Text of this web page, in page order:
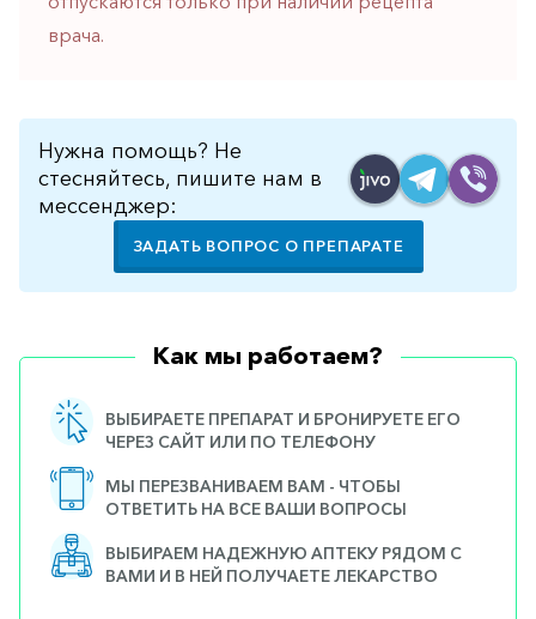
врача.
Нужна помощь? Не
стесняйтесь, пишите нам в
мессенджер:
ЗАДАТЬ ВОПРОС О ПРЕПАРАТЕ
Как мы работаем?
ВЫБИРАЕТЕ ПРЕПАРАТ И БРОНИРУЕТЕ ЕГО
ЧЕРЕЗ САЙТ ИЛИ ПО ТЕЛЕФОНУ
МЫ ПЕРЕЗВАНИВАЕМ ВАМ - ЧТОБЫ
ОТВЕТИТЬ НА ВСЕ ВАШИ ВОПРОСЫ
ВЫБИРАЕМ НАДЕЖНУЮ АПТЕКУ РЯДОМ С
ВАМИ И В НЕЙ ПОЛУЧАЕТЕ ЛЕКАРСТВО